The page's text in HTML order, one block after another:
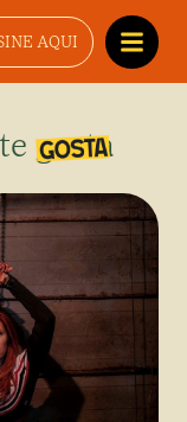
AQUI
gosta